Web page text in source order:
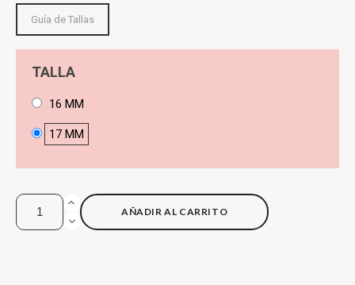
Guía de Tallas
TALLA
16 MM
17 MM
AÑADIR AL CARRITO